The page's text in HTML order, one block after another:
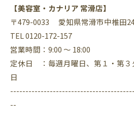
【美容室・カナリア 常滑店】
〒479-0033 愛知県常滑市中椎田
TEL 0120-172-157
営業時間：9:00 ～ 18:00
定休日 ：毎週月曜日、第１・第３
日
--